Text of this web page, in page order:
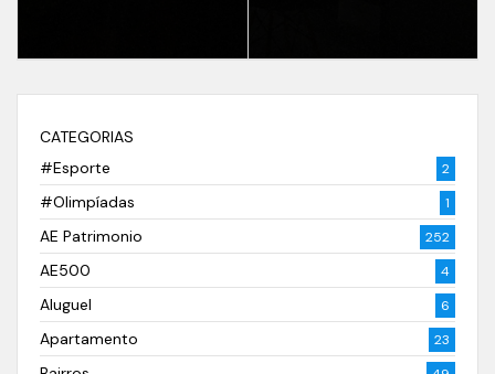
CATEGORIAS
#Esporte
2
#Olimpíadas 1
AE Patrimonio 252
AE500 4
Aluguel 6
Apartamento 23